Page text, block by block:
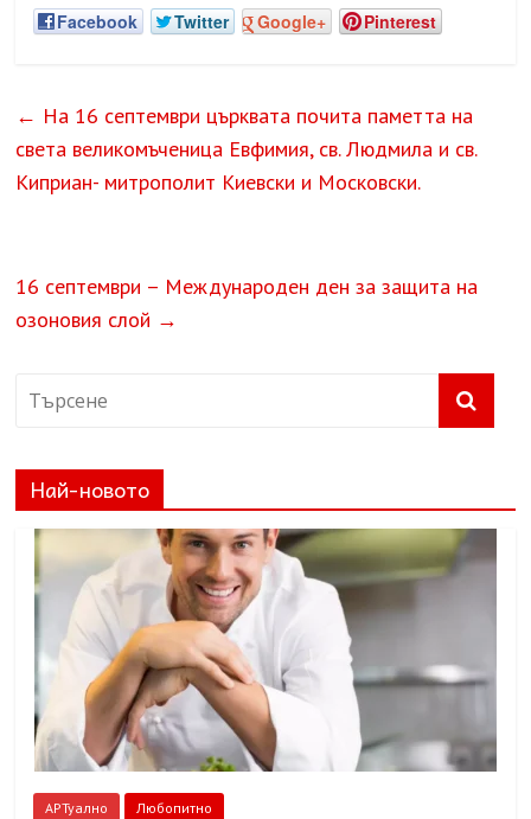
Facebook Twitter Google+ Pinterest
← На 16 септември църквата почита паметта на
света великомъченица Евфимия, св. Людмила и св.
Киприан- митрополит Киевски и Московски.
16 септември – Международен ден за защита на
озоновия слой →
Най-новото
АРТуално Любопитно